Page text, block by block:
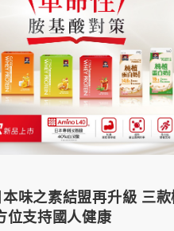
味之素結盟再升級 三
位⽀持國⼈健康